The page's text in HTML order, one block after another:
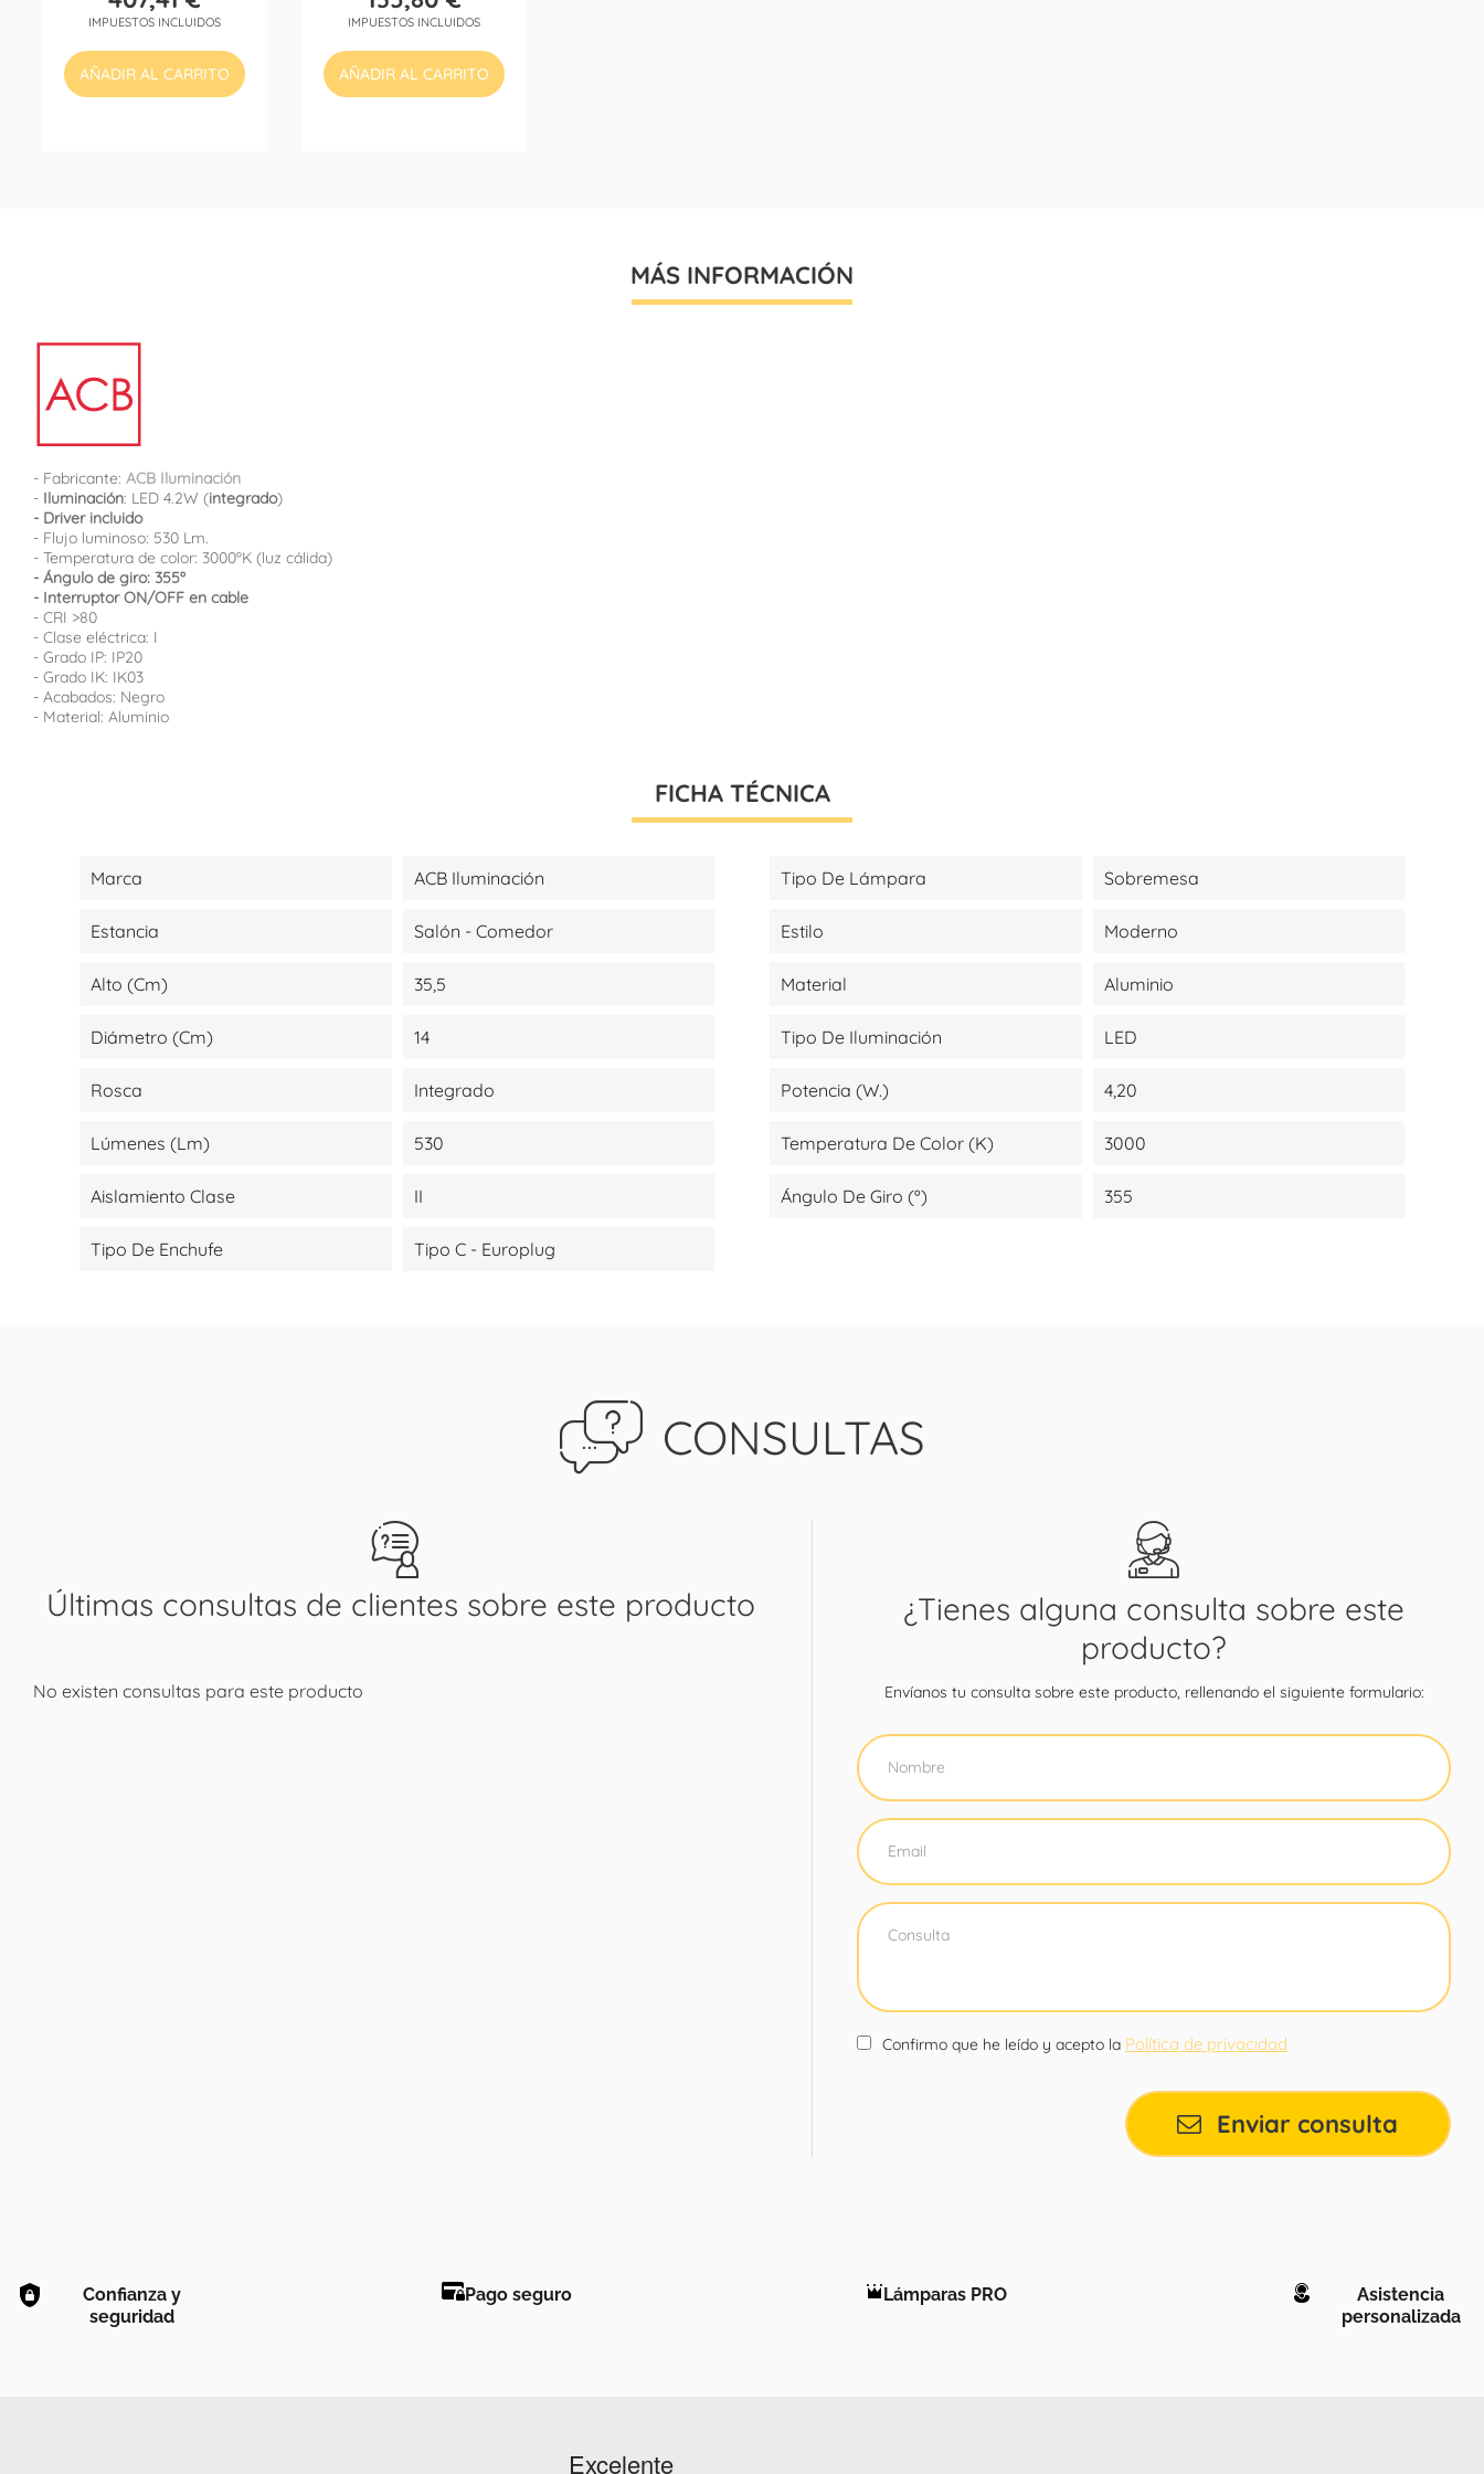
Precio
IMPUESTOS INCLUIDOS
AÑADIR AL CARRITO
Precio
IMPUESTOS INCLUIDOS
AÑADIR AL CARRITO
MÁS INFORMACIÓN
- Fabricante: ACB Iluminación
- Iluminación: LED 4.2W (integrado)
- Driver incluido
- Flujo luminoso: 530 Lm.
- Temperatura de color: 3000ºK (luz cálida)
- Ángulo de giro: 355º
- Interruptor ON/OFF en cable
- CRI >80
- Clase eléctrica: I
- Grado IP: IP20
- Grado IK: IK03
- Acabados: Negro
- Material: Aluminio
FICHA TÉCNICA
Marca ACB Iluminación Tipo De Lámpara Sobremesa
Estancia Salón - Comedor Estilo Moderno
Alto (cm) 35,5 Material Aluminio
Diámetro (cm) 14 Tipo De Iluminación LED
Rosca Integrado Potencia (W.) 4,20
Lúmenes (lm) 530 Temperatura De Color (K) 3000
Aislamiento Clase II Ángulo De Giro (º) 355
Tipo De Enchufe Tipo C - Europlug
CONSULTAS
Últimas consultas de clientes sobre este producto
No existen consultas para este producto
¿Tienes alguna consulta sobre este
producto?
Envíanos tu consulta sobre este producto, rellenando el siguiente formulario:
Confirmo que he leído y acepto la Política de privacidad
Enviar consulta
Confianza y
seguridad
Pago seguro Lámparas PRO
Asistencia
personalizada
Excelente